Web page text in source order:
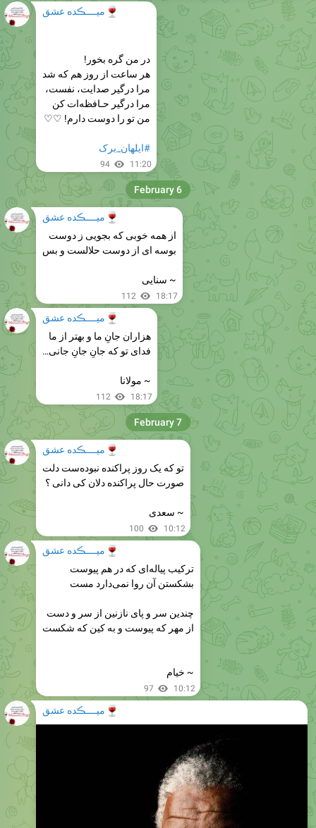
🍷میــــڪده عشق
در من گره بخور!
هر ساعت از روز هم که شد
مرا درگیر صدايت، نفست،
مرا درگير حـافظه‌ات کن
من تو را دوست دارم! ♡♡
#ايلهان_برک
94 11:20
🍷میــــڪده عشق
از همه خوبی که بجویی ز دوست
بوسه ای از دوست حلالست و بس
‌~ سنایی
112 18:17
February 6
🍷میــــڪده عشق
هزاران جانِ ما و بهتر از ما
فدای تو که جانِ جانِ جانی…
~ مولانا
112 18:17
🍷میــــڪده عشق
تو که یک روز پراکنده نبوده‌ست دلت
صورت حال پراکنده‌ دلان کی دانی ؟
~ سعدی
100 10:12
February 7
🍷میــــڪده عشق
ترکیب پیاله‌ای که در هم پیوست
بشکستن آن روا نمی‌دارد مست
چندین سر و پای نازنین از سر و دست
از مهر که پیوست و به کین که شکست
~ خیام
97 10:12
🍷میــــڪده عشق